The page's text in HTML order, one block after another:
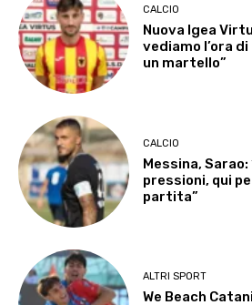
CALCIO
Nuova Igea
vediamo l’ora
un martello”
CALCIO
Messina,
pressioni, qui
partita”
ALTRI SPORT
We Beach